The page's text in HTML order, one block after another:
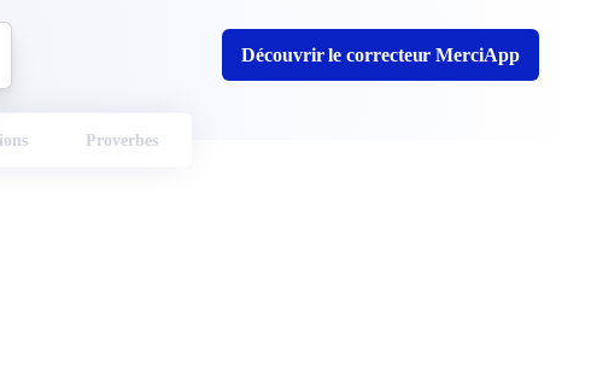
Découvrir le correcteur MerciApp
Proverbes